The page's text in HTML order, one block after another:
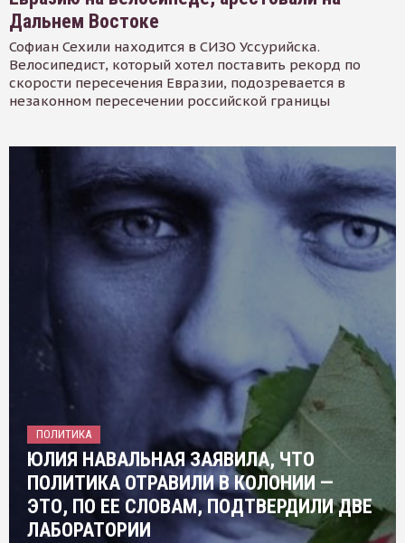
Дальнем Востоке
Софиан Сехили находится в СИЗО Уссурийска.
Велосипедист, который хотел поставить рекорд по
скорости пересечения Евразии, подозревается в
незаконном пересечении российской границы
ПОЛИТИКА
ЮЛИЯ НАВАЛЬНАЯ ЗАЯВИЛА, ЧТО
ПОЛИТИКА ОТРАВИЛИ В КОЛОНИИ —
ЭТО, ПО ЕЕ СЛОВАМ, ПОДТВЕРДИЛИ ДВЕ
ЛАБОРАТОРИИ